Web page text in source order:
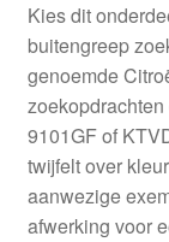
Kies dit
buitengreep
genoemde
9101GF of
twijfelt over
aanwezige
afwerking voor